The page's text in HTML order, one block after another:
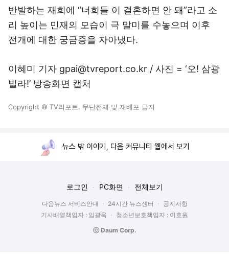
반발하는 재희에 “너희들 이 결혼하면 안 돼”라고 소
리 높이는 민재의 모습이 극 말미를 수놓으며 이후
전개에 대한 궁금증을 자아냈다.
이혜미 기자 gpai@tvreport.co.kr / 사진 = ‘오! 삼광
빌라!’ 방송화면 캡처
Copyright © TV리포트. 무단전재 및 재배포 금지
뉴스 밖 이야기, 다음 커뮤니티 웹에서 보기
로그인 PC화면 전체보기
다음뉴스 서비스안내 24시간 뉴스센터
공지사항
기사배열책임자 : 임광욱
청소년보호책임자 : 이호원
ⓒ Daum Corp.